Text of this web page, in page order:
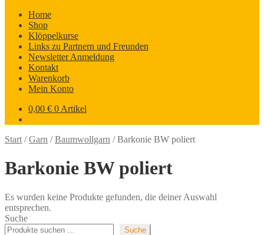
Home
Shop
Klöppelkurse
Links zu Partnern und Freunden
Newsletter Anmeldung
Kontakt
Warenkorb
Mein Konto
0,00 € 0 Artikel
Start /Garn /Baumwollgarn /Barkonie BW poliert
Barkonie BW poliert
Es wurden keine Produkte gefunden, die deiner Auswahl
entsprechen.
Suche
Suche